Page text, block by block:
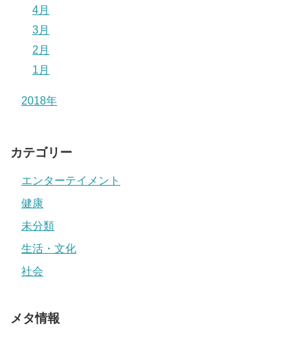
4月
3月
2月
1月
2018年
カテゴリー
エンターテイメント
健康
未分類
生活・文化
社会
メタ情報